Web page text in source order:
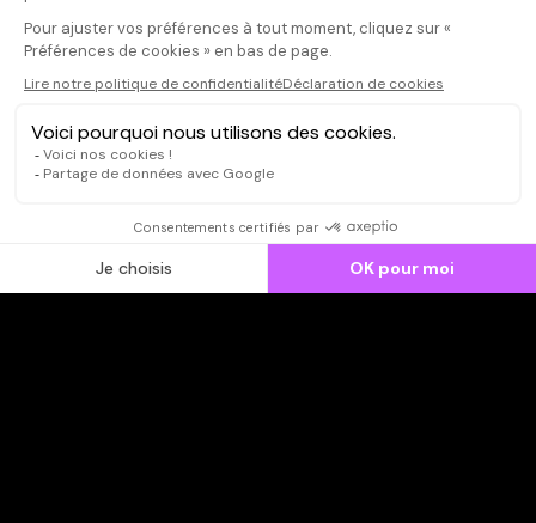
CONNEXION
Qui sommes-nous ?